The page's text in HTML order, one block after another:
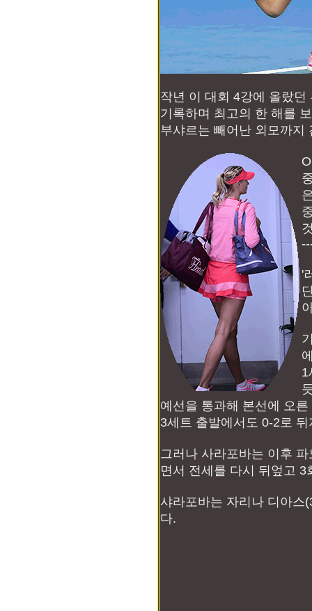
작년 이 대회 4강에 올랐
기록하며 최고의 한 해를
부샤르는 빼어난 외모까지
'
1
예선을 통과해 본선에 오
3세트 출발에서도 0-2로
그러나 사라포바는 이후
면서 전세를 다시 뒤엎고 3
샤라포바는 자리나 디아스
다.